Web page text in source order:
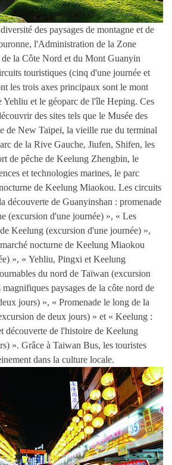
des paysages de montagne et de
l'Administration de la Zone
la Côte Nord et du Mont Guanyin
touristiques (cinq d'une journée et
les trois axes principaux sont le mont
Yehliu et le géoparc de l'île Heping. Ces
des sites tels que le Musée des
de New Taipei, la vieille rue du terminal
de la Rive Gauche, Jiufen, Shifen, les
de pêche de Keelung Zhengbin, le
et technologies marines, le parc
de Keelung Miaokou. Les circuits
découverte de Guanyinshan : promenade
(excursion d'une journée) », « Les
Keelung (excursion d'une journée) »,
nocturne de Keelung Miaokou
», « Yehliu, Pingxi et Keelung
du nord de Taïwan (excursion
paysages de la côte nord de
jours) », « Promenade le long de la
de deux jours) » et « Keelung :
découverte de l'histoire de Keelung
». Grâce à Taiwan Bus, les touristes
dans la culture locale.